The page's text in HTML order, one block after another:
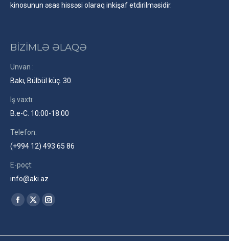
kinosunun əsas hissəsi olaraq inkişaf etdirilməsidir.
BİZİMLƏ ƏLAQƏ
Ünvan :
Bakı, Bülbül küç. 30.
Iş vaxtı:
B.e-C. 10:00-18:00
Telefon:
(+994 12) 493 65 86
E-poçt:
info@aki.az
Find us on:
Facebook
X
Instagram